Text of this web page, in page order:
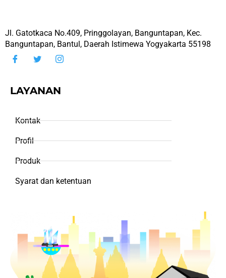
Jl. Gatotkaca No.409, Pringgolayan, Banguntapan, Kec.
Banguntapan, Bantul, Daerah Istimewa Yogyakarta 55198
LAYANAN
Kontak
Profil
Produk
Syarat dan ketentuan